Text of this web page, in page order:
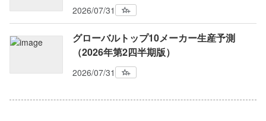
2026/07/31
グローバルトップ10メーカー生産予測
（2026年第2四半期版）
2026/07/31